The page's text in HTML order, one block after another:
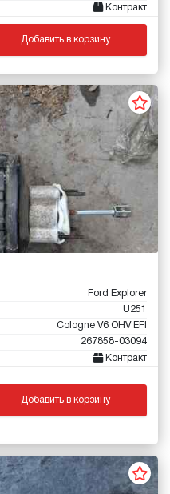
Контракт
Добавить в корзину
Ford Explorer
U251
Cologne V6 OHV EFI
267858-03094
Контракт
Добавить в корзину